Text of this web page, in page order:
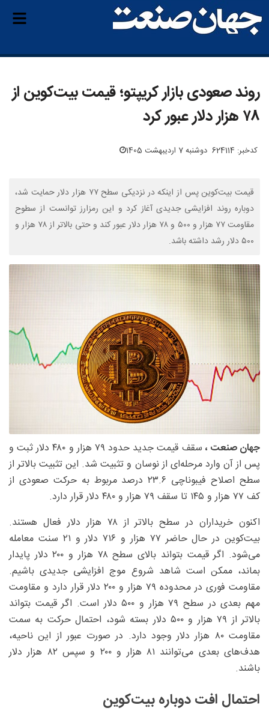
روند صعودی بازار کریپتو؛ قیمت بیت‌کوین از
۷۸ هزار دلار عبور کرد
کدخبر: 624114 دوشنبه 7 اردیبهشت 1405
قیمت بیت‌کوین پس از اینکه در نزدیکی سطح ۷۷ هزار دلار حمایت شد،
دوباره روند افزایشی جدیدی آغاز کرد و این رمزارز توانست از سطوح
مقاومت‌ ۷۷ هزار و ۵۰۰ و ۷۸ هزار دلار عبور کند و حتی بالاتر از ۷۸ هزار و
۵۰۰ دلار رشد داشته باشد.
جهان صنعت ،
سقف قیمت جدید حدود ۷۹ هزار و ۴۸۰ دلار ثبت و
پس از آن وارد مرحله‌ای از نوسان و تثبیت شد. این تثبیت بالاتر از
سطح اصلاح فیبوناچی ۲۳.۶ درصد مربوط به حرکت صعودی از
کف ۷۷ هزار و ۱۴۵ تا سقف ۷۹ هزار و ۴۸۰ دلار قرار دارد.
اکنون خریداران در سطح بالاتر از ۷۸ هزار دلار فعال هستند.
بیت‌کوین در حال حاضر ۷۷ هزار و ۷۱۶ دلار و ۲۱ سنت معامله
می‌شود. اگر قیمت بتواند بالای سطح ۷۸ هزار و ۲۰۰ دلار پایدار
بماند، ممکن است شاهد شروع موج افزایشی جدیدی باشیم.
مقاومت فوری در محدوده ۷۹ هزار و ۲۰۰ دلار قرار دارد و مقاومت
مهم بعدی در سطح ۷۹ هزار و ۵۰۰ دلار است. اگر قیمت بتواند
بالاتر از ۷۹ هزار و ۵۰۰ دلار بسته شود، احتمال حرکت به سمت
مقاومت ۸۰ هزار دلار وجود دارد. در صورت عبور از این ناحیه،
هدف‌های بعدی می‌توانند ۸۱ هزار و ۲۰۰ و سپس ۸۲ هزار دلار
باشند.
احتمال افت دوباره بیت‌کوین